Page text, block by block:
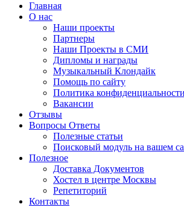
Главная
О нас
Наши проекты
Партнеры
Наши Проекты в СМИ
Дипломы и награды
Музыкальный Клондайк
Помощь по сайту
Политика конфиденциальности
Вакансии
Отзывы
Вопросы Ответы
Полезные статьи
Поисковый модуль на вашем
Полезное
Доставка Документов
Хостел в центре Москвы
Репетиторий
Контакты